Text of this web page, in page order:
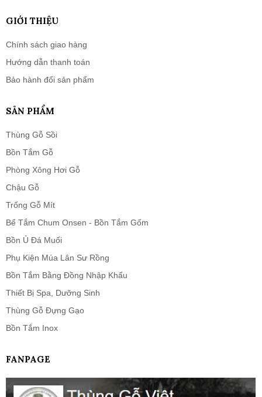
GIỚI THIỆU
Chính sách giao hàng
Hướng dẫn thanh toán
Bảo hành đổi sản phẩm
SẢN PHẨM
Thùng Gỗ Sồi
Bồn Tắm Gỗ
Phòng Xông Hơi Gỗ
Chậu Gỗ
Trống Gỗ Mít
Bể Tắm Chum Onsen - Bồn Tắm Gốm
Bồn Ủ Đá Muối
Phụ Kiện Múa Lân Sư Rồng
Bồn Tắm Bằng Đồng Nhập Khẩu
Thiết Bị Spa, Dưỡng Sinh
Thùng Gỗ Đựng Gạo
Bồn Tắm Inox
FANPAGE